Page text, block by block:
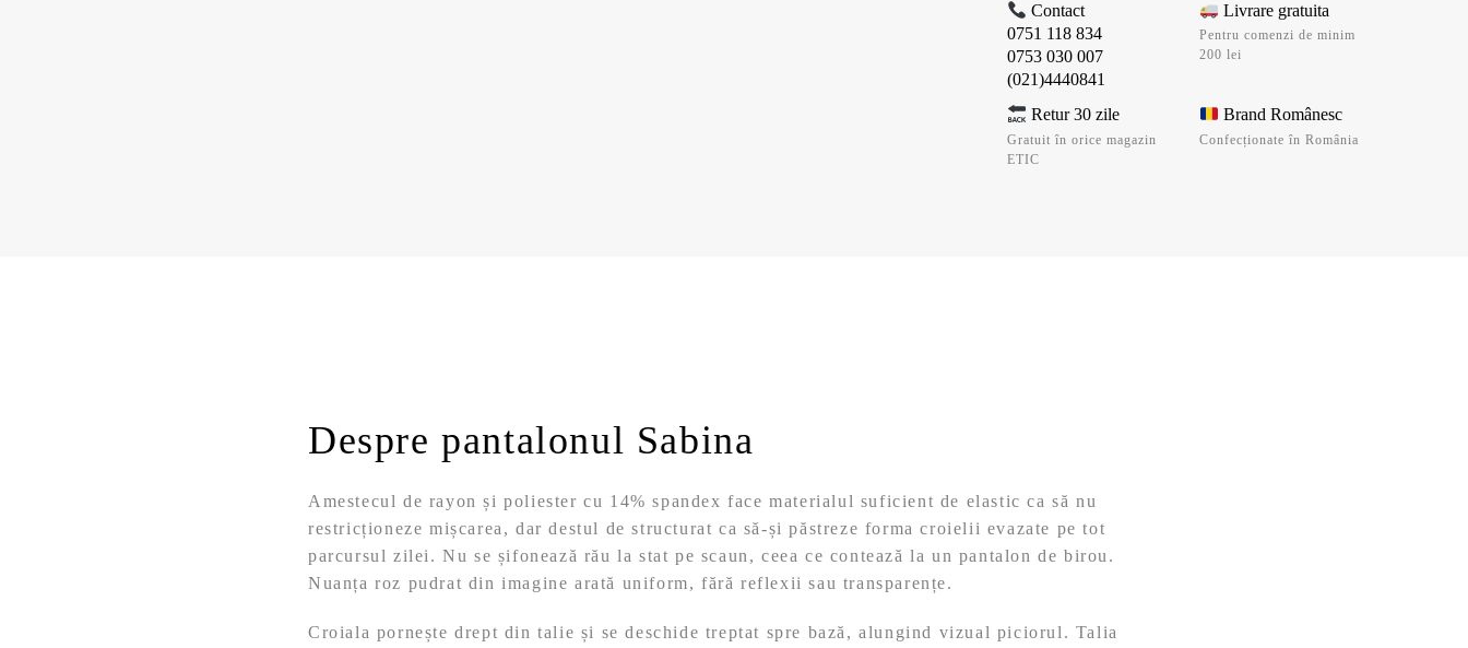
Contact
0751 118 834
0753 030 007
(021)4440841
Livrare gratuita
Pentru comenzi de minim
200 lei
Retur 30 zile
Gratuit în orice magazin
ETIC
Brand Românesc
Confecționate în România
Despre pantalonul Sabina
Amestecul de rayon și poliester cu 14% spandex face materialul suficient de elastic ca să nu
restricționeze mișcarea, dar destul de structurat ca să-și păstreze forma croielii evazate pe tot
parcursul zilei. Nu se șifonează rău la stat pe scaun, ceea ce contează la un pantalon de birou.
Nuanța roz pudrat din imagine arată uniform, fără reflexii sau transparențe.
Croiala pornește drept din talie și se deschide treptat spre bază, alungind vizual piciorul. Talia